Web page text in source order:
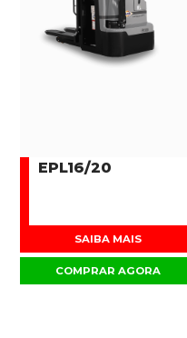
EPL16/20
SAIBA MAIS
COMPRAR AGORA